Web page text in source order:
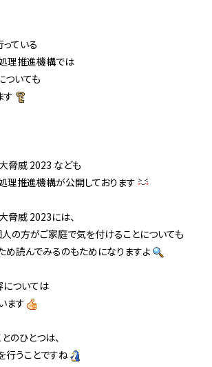
ている
理推進機構では
ついても
す
脅威 2023 なども
理推進機構が公開しております
脅威 2023には、
の方がご家庭で気を付けることについても
め読んでみるのもためになりますよ
ついては
ます
のひとつは、
行うことですね